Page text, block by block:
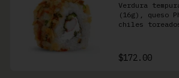
Verdura
(16g), queso
chiles
$172.00